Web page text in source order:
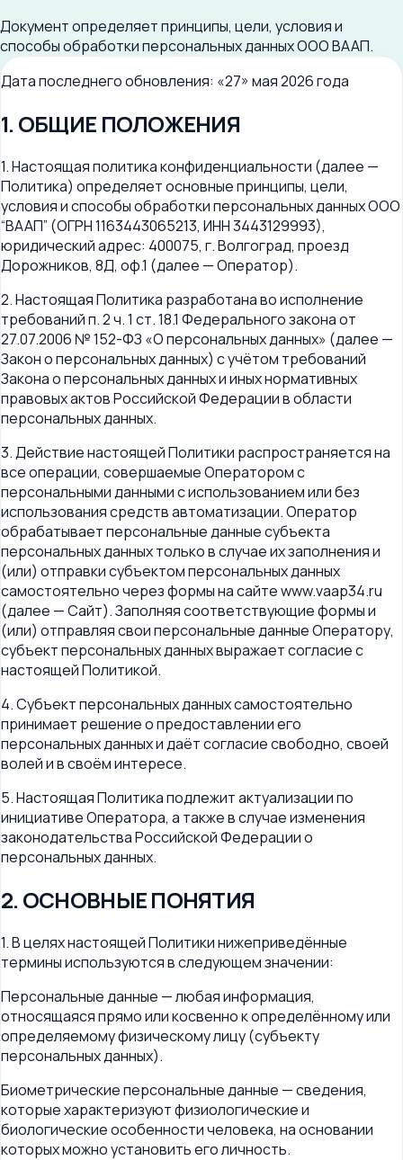
Документ определяет принципы, цели, условия и
способы обработки персональных данных ООО ВААП.
Дата последнего обновления: «27» мая 2026 года
1. ОБЩИЕ ПОЛОЖЕНИЯ
1. Настоящая политика конфиденциальности (далее —
Политика) определяет основные принципы, цели,
условия и способы обработки персональных данных ООО
“ВААП” (ОГРН 1163443065213, ИНН 3443129993),
юридический адрес: 400075, г. Волгоград, проезд
Дорожников, 8Д, оф.1 (далее — Оператор).
2. Настоящая Политика разработана во исполнение
требований п. 2 ч. 1 ст. 18.1 Федерального закона от
27.07.2006 № 152-ФЗ «О персональных данных» (далее —
Закон о персональных данных) с учётом требований
Закона о персональных данных и иных нормативных
правовых актов Российской Федерации в области
персональных данных.
3. Действие настоящей Политики распространяется на
все операции, совершаемые Оператором с
персональными данными с использованием или без
использования средств автоматизации. Оператор
обрабатывает персональные данные субъекта
персональных данных только в случае их заполнения и
(или) отправки субъектом персональных данных
самостоятельно через формы на сайте www.vaap34.ru
(далее — Сайт). Заполняя соответствующие формы и
(или) отправляя свои персональные данные Оператору,
субъект персональных данных выражает согласие с
настоящей Политикой.
4. Субъект персональных данных самостоятельно
принимает решение о предоставлении его
персональных данных и даёт согласие свободно, своей
волей и в своём интересе.
5. Настоящая Политика подлежит актуализации по
инициативе Оператора, а также в случае изменения
законодательства Российской Федерации о
персональных данных.
2. ОСНОВНЫЕ ПОНЯТИЯ
1. В целях настоящей Политики нижеприведённые
термины используются в следующем значении:
Персональные данные — любая информация,
относящаяся прямо или косвенно к определённому или
определяемому физическому лицу (субъекту
персональных данных).
Биометрические персональные данные — сведения,
которые характеризуют физиологические и
биологические особенности человека, на основании
которых можно установить его личность.